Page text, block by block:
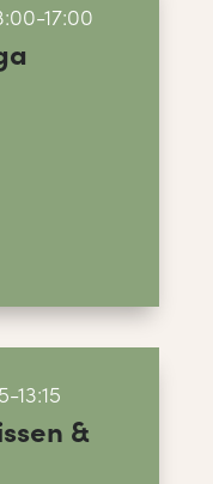
17:00
13:15
&